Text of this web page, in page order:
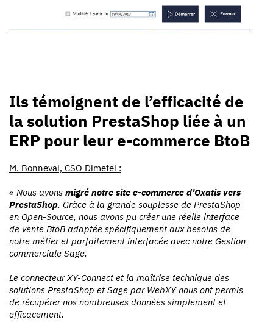
Ils témoignent de l’efficacité de
la solution PrestaShop liée à un
ERP pour leur e-commerce BtoB
M. Bonneval, CSO Dimetel :
« Nous avons migré notre site e-commerce d’Oxatis vers
PrestaShop. Grâce à la grande souplesse de PrestaShop
en Open-Source, nous avons pu créer une réelle interface
de vente BtoB adaptée spécifiquement aux besoins de
notre métier et parfaitement interfacée avec notre Gestion
commerciale Sage.
Le connecteur XY-Connect et la maîtrise technique des
solutions PrestaShop et Sage par WebXY nous ont permis
de récupérer nos nombreuses données simplement et
efficacement.